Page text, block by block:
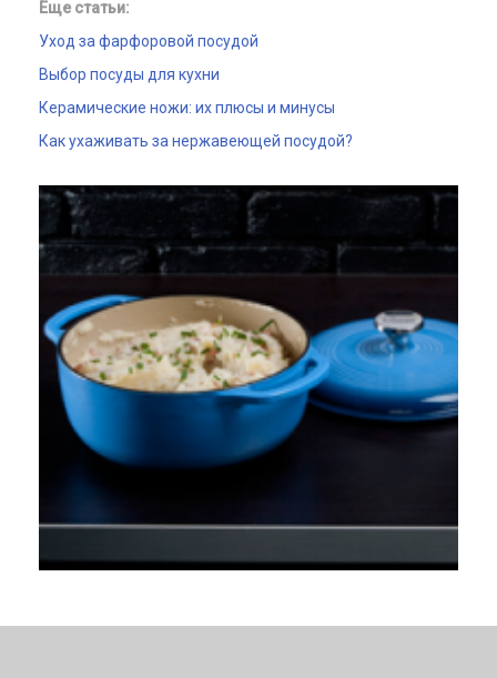
Еще статьи:
Уход за фарфоровой посудой
Выбор посуды для кухни
Керамические ножи: их плюсы и минусы
Как ухаживать за нержавеющей посудой?